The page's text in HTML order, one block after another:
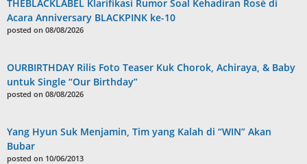
THEBLACKLABEL Klarifikasi Rumor Soal Kehadiran Rosé di
Acara Anniversary BLACKPINK ke-10
posted on 08/08/2026
OURBIRTHDAY Rilis Foto Teaser Kuk Chorok, Achiraya, & Baby
untuk Single “Our Birthday”
posted on 08/08/2026
Yang Hyun Suk Menjamin, Tim yang Kalah di “WIN” Akan
Bubar
posted on 10/06/2013